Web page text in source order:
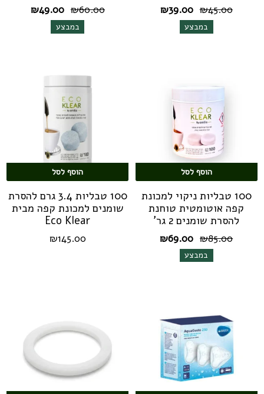
₪45.00
המחיר
המקורי
היה:
₪39.00
במבצע
₪60.00
המחיר
המקורי
היה:
₪49.00
במבצע
הוסף לסל
100 טבליות ניקוי למכונת
קפה אוטומטית טוחנת
להסרת שומנים 2 גר'
₪85.00
המחיר
המקורי
היה:
₪69.00
במבצע
הוסף לסל
100 טבליות 3.4 גרם להסרת
שומנים למכונת קפה מבית
Eco Klear
₪145.00